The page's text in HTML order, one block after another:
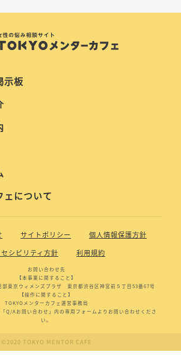
示板
ェについて
サイトポリシー
個人情報保護方針
セシビリティ方針
利用規約
お問い合わせ先
【本事業に関すること】
部東京ウィメンズプラザ 東京都渋谷区神宮前５丁目53番67号
【操作に関すること】
TOKYOメンターカフェ運営事務局
Q/Aお問い合わせ」内の専用フォームよりお問い合わせくださ
い。
©2020 TOKYO MENTOR CAFE